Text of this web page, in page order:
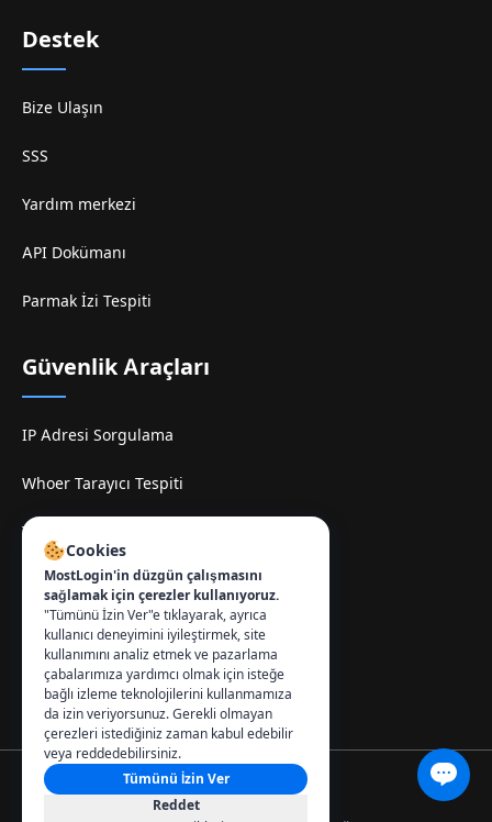
Destek
Bize Ulaşın
SSS
Yardım merkezi
API Dokümanı
Parmak İzi Tespiti
Güvenlik Araçları
IP Adresi Sorgulama
Whoer Tarayıcı Tespiti
TamilMV Espelhe Sitesi
İletişim:
info@mostlogin.com
© 2026 MostLogin. Tüm hakları saklıdır.
Cookies
MostLogin'in düzgün çalışmasını
sağlamak için çerezler kullanıyoruz.
"Tümünü İzin Ver"e tıklayarak, ayrıca
kullanıcı deneyimini iyileştirmek, site
kullanımını analiz etmek ve pazarlama
çabalarımıza yardımcı olmak için isteğe
bağlı izleme teknolojilerini kullanmamıza
da izin veriyorsunuz. Gerekli olmayan
çerezleri istediğiniz zaman kabul edebilir
veya reddedebilirsiniz.
Tümünü İzin Ver
Reddet